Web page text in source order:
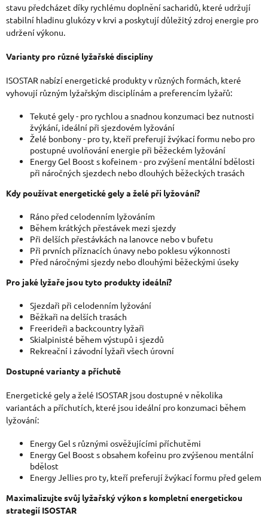
stavu předcházet díky rychlému doplnění sacharidů, které udržují
stabilní hladinu glukózy v krvi a poskytují důležitý zdroj energie pro
udržení výkonu.
Varianty pro různé lyžařské disciplíny
ISOSTAR nabízí energetické produkty v různých formách, které
vyhovují různým lyžařským disciplínám a preferencím lyžařů:
Tekuté gely - pro rychlou a snadnou konzumaci bez nutnosti
žvýkání, ideální při sjezdovém lyžování
Želé bonbony - pro ty, kteří preferují žvýkací formu nebo pro
postupné uvolňování energie při běžeckém lyžování
Energy Gel Boost s kofeinem - pro zvýšení mentální bdělosti
při náročných sjezdech nebo dlouhých běžeckých trasách
Kdy používat energetické gely a želé při lyžování?
Ráno před celodenním lyžováním
Během krátkých přestávek mezi sjezdy
Při delších přestávkách na lanovce nebo v bufetu
Při prvních příznacích únavy nebo poklesu výkonnosti
Před náročnými sjezdy nebo dlouhými běžeckými úseky
Pro jaké lyžaře jsou tyto produkty ideální?
Sjezdaři při celodenním lyžování
Běžkaři na delších trasách
Freerideři a backcountry lyžaři
Skialpinisté během výstupů i sjezdů
Rekreační i závodní lyžaři všech úrovní
Dostupné varianty a příchutě
Energetické gely aželé ISOSTAR jsou dostupné v několika
variantách a příchutích, které jsou ideální pro konzumaci během
lyžování:
Energy Gel s různými osvěžujícími příchutěmi
Energy Gel Boost s obsahem kofeinu pro zvýšenou mentální
bdělost
Energy Jellies pro ty, kteří preferují žvýkací formu před gelem
Maximalizujte svůj lyžařský výkon s kompletní energetickou
strategií ISOSTAR